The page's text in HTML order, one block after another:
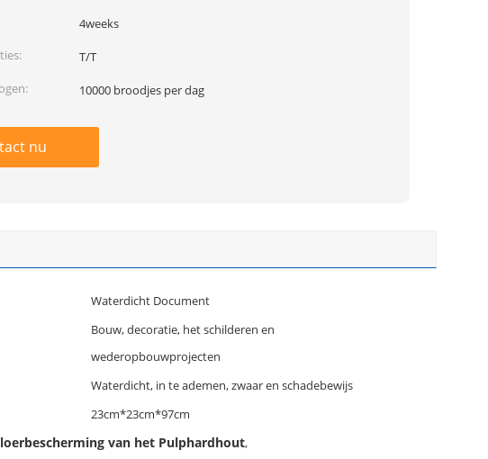
4weeks
T/T
10000 broodjes per dag
nu
Waterdicht Document
Bouw, decoratie, het schilderen en
wederopbouwprojecten
Waterdicht, in te ademen, zwaar en schadebewijs
23cm*23cm*97cm
van het Pulphardhout,